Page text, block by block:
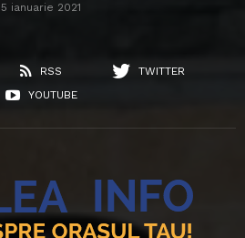
5 ianuarie 2021
RSS
TWITTER
YOUTUBE